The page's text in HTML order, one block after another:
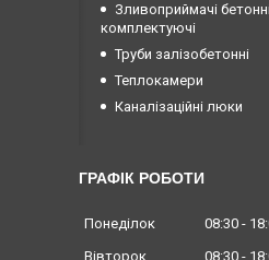
Зливоприймачі
комплектуючі
Труби залізобетонні
Теплокамери
Каналізаційні люки
ГРАФІК РОБОТИ
Понеділок 08:30
Вівторок
08:30